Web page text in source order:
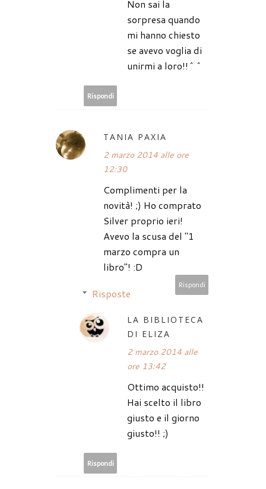
Non sai la
sorpresa quando
mi hanno chiesto
se avevo voglia di
unirmi a loro!!^^
Rispondi
TANIA PAXIA
2 marzo 2014 alle ore
12:30
Complimenti per la
novità! ;) Ho comprato
Silver proprio ieri!
Avevo la scusa del "1
marzo compra un
libro"! :D
Rispondi
Risposte
LA BIBLIOTECA
DI ELIZA
2 marzo 2014 alle
ore 13:42
Ottimo acquisto!!
Hai scelto il libro
giusto e il giorno
giusto!! ;)
Rispondi